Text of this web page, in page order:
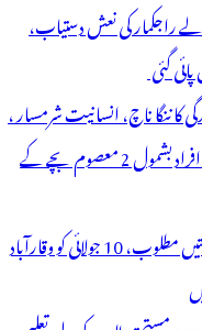
قتل کرنے والے راجکمار کی نعش دستیاب،
گئی
کا ننگا ناچ، انسانیت شرمسار ،
پو کسو کیس کے ملزم راجکمار کے ہاتھوں 6 افراد بشمول 2 معصوم بچے کے
اپولو فارمیسی میں ملازمتوں کے لیے درخواستیں مطلوب، 10 جولائی کو وقارآباد